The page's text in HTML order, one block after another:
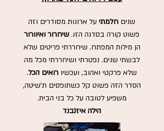
שנים חלמתי על ארונות מסודרים וזה
פשוט קורה בסדנה הזו. שיחרור ואיוורור
הן מילות המפתח. שיחררתי פריטים שלא
לבשתי שנים. נפטרתי ושיחררתי מכל מה
שלא פרקטי ואהוב, ועכשיו רואים הכל.
הסדר הזה פשוט קל כשתופסים ת'שיטה,
משפיע לטובה על כל בני הבית.
הילה איזנבנד